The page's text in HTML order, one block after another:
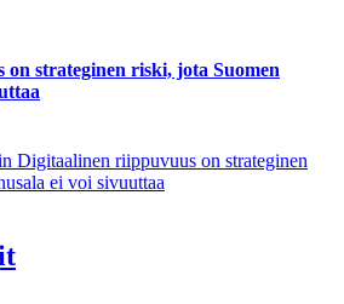
strateginen riski, jota Suomen
Digitaalinen riippuvuus on strateginen
ei voi sivuuttaa